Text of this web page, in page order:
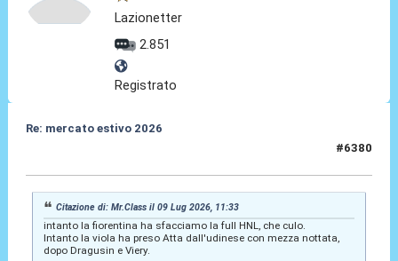
Lazionetter
2.851
Registrato
Re: mercato estivo 2026
#6380
Citazione di: Mr.Class il 09 Lug 2026, 11:33
intanto la fiorentina ha sfacciamo la full HNL, che culo.
Intanto la viola ha preso Atta dall'udinese con mezza nottata,
dopo Dragusin e Viery.